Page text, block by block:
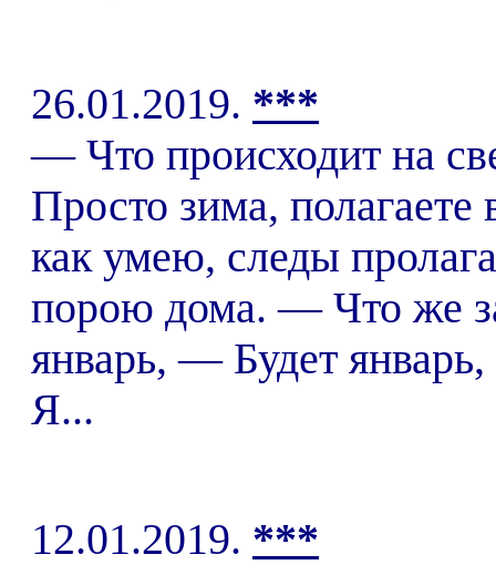
26.01.2019. ***
— Что происходит на
Просто зима,
как умею, следы
порою дома. — Что же
январь, — Будет
Я...
12.01.2019. ***